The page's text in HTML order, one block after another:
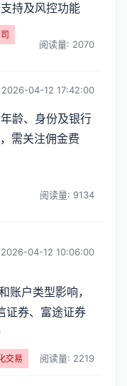
持及风控功能
阅读量: 2070
2026-04-12 17:42:00
龄、身份及银行
需关注佣金费
阅读量: 9134
2026-04-12 10:06:00
账户类型影响，
证券、富途证券
交易 阅读量: 2219